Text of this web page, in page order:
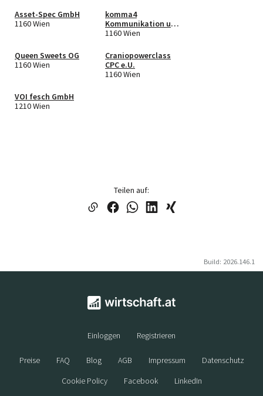
Asset-Spec GmbH
1160 Wien
komma4
Kommunikation und
Beratung OG
1160 Wien
Queen Sweets OG
1160 Wien
Craniopowerclass
CPC e.U.
1160 Wien
VOI fesch GmbH
1210 Wien
Teilen auf:
Build: 2026.146.1
Einloggen Registrieren
Preise FAQ Blog AGB Impressum
Datenschutz
Cookie Policy
Facebook LinkedIn